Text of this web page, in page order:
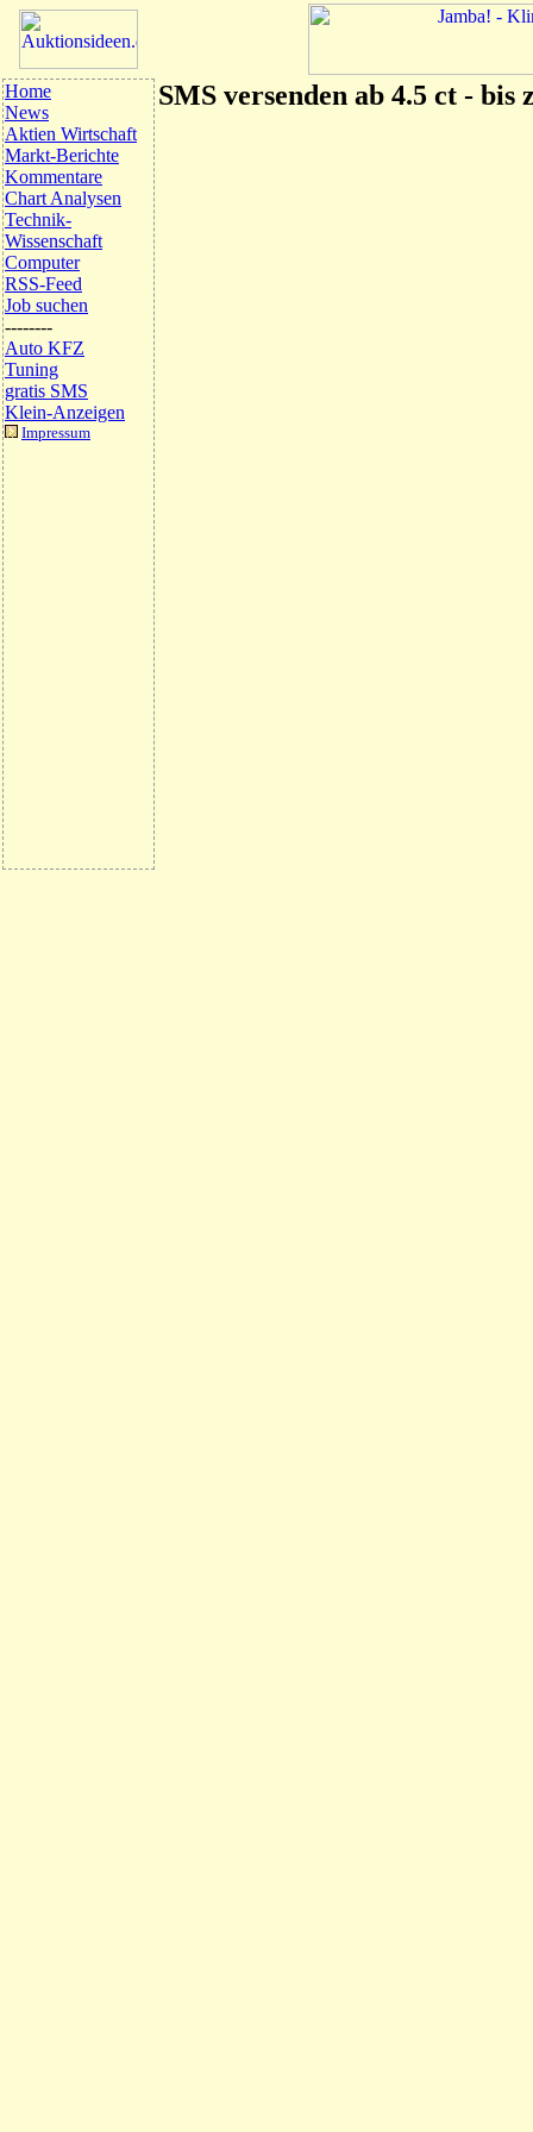
Home
News
Aktien Wirtschaft
Markt-Berichte
Kommentare
Chart Analysen
Technik-
Wissenschaft
Computer
RSS-Feed
Job suchen
--------
Auto KFZ
Tuning
gratis SMS
Klein-Anzeigen
Impressum
SMS versenden ab 4.5 ct - bis